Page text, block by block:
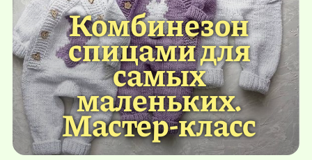
Комбинезон
спицами для
самых
маленьких.
Мастер-класс